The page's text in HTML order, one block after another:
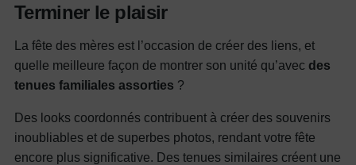
Terminer le plaisir
La fête des mères est l’occasion de créer des liens, et
quelle meilleure façon de montrer son unité qu’avec des
tenues familiales assorties ?
Des looks coordonnés contribuent à créer des souvenirs
inoubliables et de superbes photos, rendant votre fête
encore plus significative. Des tenues similaires créent une